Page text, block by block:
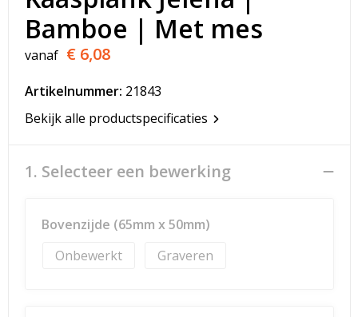
T-Shirts
Veiligheidsvesten en Veiligheidshesjes
Vesten
Werkkleding sets
Gehoorbescherming
Bamboe | Met mes
vanaf € 6,08
Artikelnummer: 21843
Bekijk alle productspecificaties
1. Selecteer een bewerking
Bovenzijde (65mm x 50mm)
Onbewerkt
Graveren